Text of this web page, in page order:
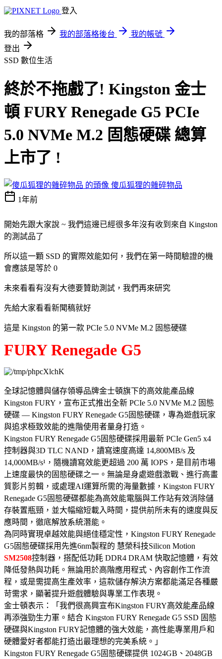
登入
我的部落格 我的部落格後台
我的帳號
登出
SSD 數位生活
終於不拖戲了! Kingston 金士
頓 FURY Renegade G5 PCIe
5.0 NVMe M.2 固態硬碟 總算
上市了 !
傻瓜狐狸的雜碎物品
1年前
開始先跟大家說 ~ 我們這邊已經很多年沒有收到來自 Kingston
的測試品了
所以這一顆 SSD 的實際效能如何，我們在第一時間驗證的機
會應該是等於 0
未來看看有沒有大德要贊助測試，我們再來研究
先給大家看看新聞稿就好
這是 Kingston 的第一款 PCIe 5.0 NVMe M.2 固態硬碟
FURY Renegade G5
全球記憶體與儲存領導品牌金士頓旗下的高效能產品線
Kingston FURY，宣布正式推出全新 PCIe 5.0 NVMe M.2 固態
硬碟 — Kingston FURY Renegade G5固態硬碟，專為遊戲玩家
與追求極致效能的進階使用者量身打造。
Kingston FURY Renegade G5固態硬碟採用最新 PCIe Gen5 x4
控制器與3D TLC NAND，讀寫速度高達 14,800MB/s 及
14,000MB/s¹，隨機讀寫效能更超過 200 萬 IOPS，是目前市場
上速度最快的固態硬碟之一。無論是身處遊戲激戰、進行高畫
質影片剪輯，或處理AI運算所需的海量數據，Kingston FURY
Renegade G5固態硬碟都能為高效能電腦與工作站有效消除儲
存裝置瓶頸，並大幅縮短載入時間，提供前所未有的速度與反
應時間，徹底解放系統潛能。
為同時實現卓越效能與絕佳穩定性，Kingston FURY Renegade
G5固態硬碟採用先進6nm製程的 慧榮科技Silicon Motion
SM2508控制器，搭配低功耗 DDR4 DRAM 快取記憶體，有效
降低發熱與功耗。無論用於高階應用程式、內容創作工作流
程，或是需提高生產效率，這款儲存解決方案都能滿足各種嚴
苛需求，顯著提升遊戲體驗與專業工作表現。
金士頓表示：「我們很高興宣布Kingston FURY高效能產品線
再添強勁生力軍。結合 Kingston FURY Renegade G5 SSD 固態
硬碟與Kingston FURY記憶體的強大效能，高性能專業用戶和
硬體愛好者都能打造出最理想的完美系統。」
Kingston FURY Renegade G5固態硬碟提供 1024GB、2048GB